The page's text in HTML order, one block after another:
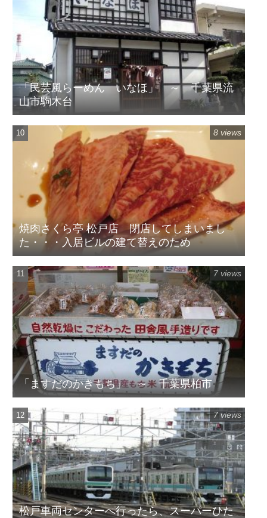
「民芸風らーめん いなほ」 ～ 千葉県流
山市駒木台
焼肉さくら亭 松戸店 閉店してしまいまし
た・・・入居ビルの建て替えのため
8 views
「ますだのかきもち」 ～ 千葉県柏市
7 views
松戸車両センターへ行ったら、スーパーひた
7 views